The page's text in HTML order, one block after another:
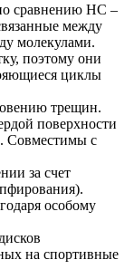
сравнению HC –
между
молекулами.
поэтому они
циклы
трещин.
поверхности
Совместимы с
за счет
особому
на спортивные